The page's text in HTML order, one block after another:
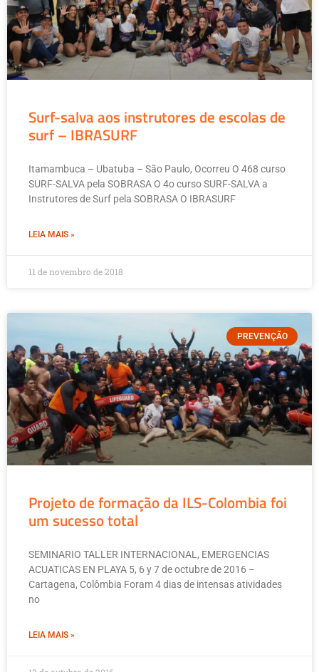
Surf-salva aos instrutores de escolas de
surf – IBRASURF
Itamambuca – Ubatuba – São Paulo, Ocorreu O 468 curso
SURF-SALVA pela SOBRASA O 4o curso SURF-SALVA a
Instrutores de Surf pela SOBRASA O IBRASURF
LEIA MAIS »
11 de novembro de 2018
PREVENÇÃO
Projeto de formação da ILS-Colombia foi
um sucesso total
SEMINARIO TALLER INTERNACIONAL, EMERGENCIAS
ACUATICAS EN PLAYA 5, 6 y 7 de octubre de 2016 –
Cartagena, Colômbia Foram 4 dias de intensas atividades
no
LEIA MAIS »